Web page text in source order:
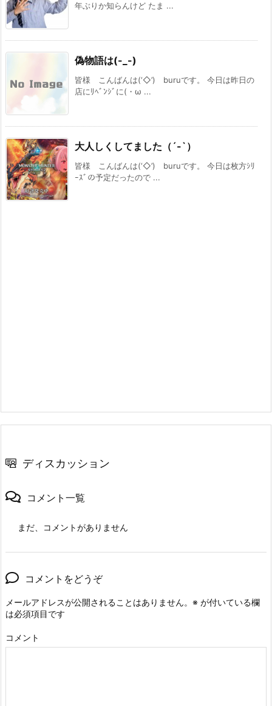
年ぶりか知らんけど たま ...
偽物語は(-_-)
皆様 こんばんは(‘◇’)ゞburuです。 今日は昨日の
店にﾘﾍﾞﾝｼﾞに(・ω ...
大人しくしてました（´-`）
皆様 こんばんは(‘◇’)ゞburuです。 今日は枚方ｼﾘ
ｰｽﾞの予定だったので ...
ディスカッション
コメント一覧
まだ、コメントがありません
コメントをどうぞ
メールアドレスが公開されることはありません。 ※ が付いている欄
は必須項目です
コメント